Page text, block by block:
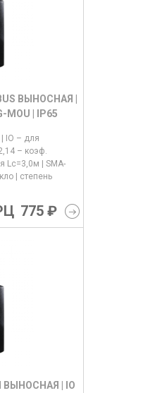
ВЫНОСНАЯ |
MOU | IP65
775 ₽
IO – для
– коэф.
Lс=3,0м | SMA-
| степень
ВЫНОСНАЯ | IO